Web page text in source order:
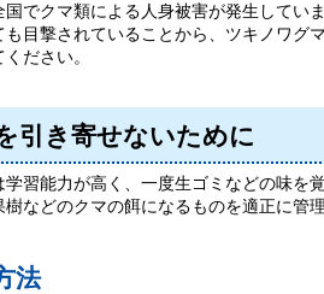
でクマ類による人身被害が発生してい
も目撃されていることから、ツキノワグ
ださい。
引き寄せないために
習能力が高く、一度生ゴミなどの味を
樹などのクマの餌になるものを適正に管
法